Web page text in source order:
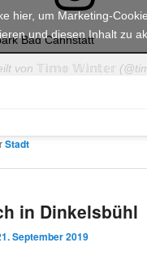
Bad Cannstatt
von 𝕋𝕚𝕞𝕠 𝕎𝕚𝕟𝕥𝕖𝕣
hier, um Marketing-
und diesen Inhalt zu
Stadt
in Dinkelsbühl
September 2019